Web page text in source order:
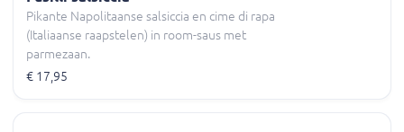
Pikante Napolitaanse salsiccia en cime di rapa
(Italiaanse raapstelen) in room-saus met
parmezaan.
€ 17,95